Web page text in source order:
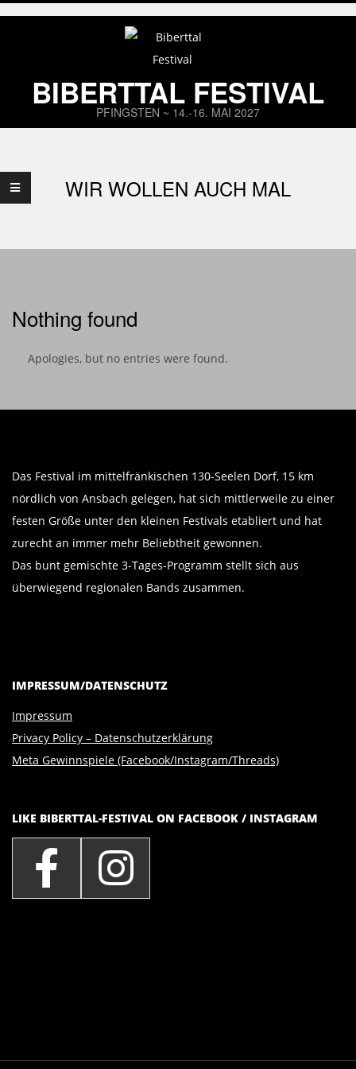
BIBERTTAL FESTIVAL
PFINGSTEN ~ 14.-16. MAI 2027
Menu
WIR WOLLEN AUCH MAL
Nothing found
Apologies, but no entries were found.
Das Festival im mittelfränkischen 130-Seelen Dorf, 15 km
nördlich von Ansbach gelegen, hat sich mittlerweile zu einer
festen Größe unter den kleinen Festivals etabliert und hat
zurecht an immer mehr Beliebtheit gewonnen.
Das bunt gemischte 3-Tages-Programm stellt sich aus
überwiegend regionalen Bands zusammen.
IMPRESSUM/DATENSCHUTZ
Impressum
Privacy Policy – Datenschutzerklärung
Meta Gewinnspiele (Facebook/Instagram/Threads)
LIKE BIBERTTAL-FESTIVAL ON FACEBOOK / INSTAGRAM